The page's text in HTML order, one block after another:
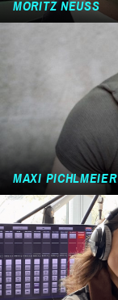
MORITZ NEUSS
MAXI PICHLMEIER